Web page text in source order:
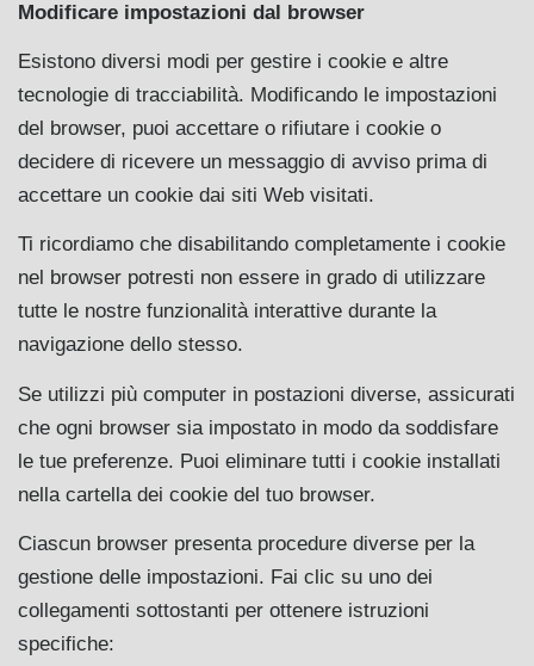
Modificare impostazioni dal browser
Esistono diversi modi per gestire i cookie e altre
tecnologie di tracciabilità. Modificando le impostazioni
del browser, puoi accettare o rifiutare i cookie o
decidere di ricevere un messaggio di avviso prima di
accettare un cookie dai siti Web visitati.
Ti ricordiamo che disabilitando completamente i cookie
nel browser potresti non essere in grado di utilizzare
tutte le nostre funzionalità interattive durante la
navigazione dello stesso.
Se utilizzi più computer in postazioni diverse, assicurati
che ogni browser sia impostato in modo da soddisfare
le tue preferenze. Puoi eliminare tutti i cookie installati
nella cartella dei cookie del tuo browser.
Ciascun browser presenta procedure diverse per la
gestione delle impostazioni. Fai clic su uno dei
collegamenti sottostanti per ottenere istruzioni
specifiche: